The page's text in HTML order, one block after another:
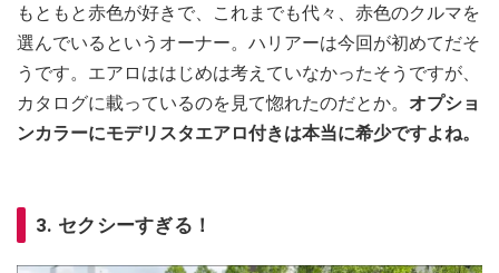
もともと赤色が好きで、これまでも代々、赤色のクルマを
選んでいるというオーナー。ハリアーは今回が初めてだそ
うです。エアロははじめは考えていなかったそうですが、
カタログに載っているのを見て惚れたのだとか。 オプショ
ンカラーにモデリスタエアロ付きは本当に希少ですよね。
3. セクシーすぎる！